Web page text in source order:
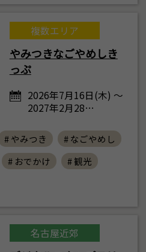
複数エリア
やみつきなごやめしき
っぷ
2026年7月16日(木) ～
2027年2月28…
# やみつき
# なごやめし
# おでかけ
# 観光
名古屋近郊